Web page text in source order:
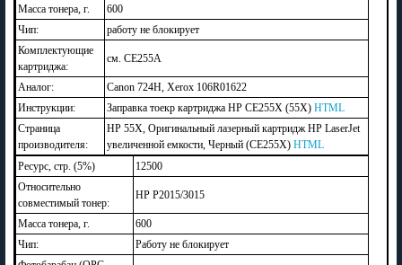
Масса тонера, г.
600
Чип:
работу не блокирует
Комплектующие
картриджа:
см. CE255A
Аналог:
Canon 724H, Xerox 106R01622
Инструкции:
Заправка тоекр картриджа HP CE255X (55X) HTML
Страница
производителя:
HP 55X, Оригинальный лазерный картридж HP LaserJet
увеличенной емкости, Черный (CE255X) HTML
Ресурс, стр. (5%)
12500
Относительно
совместимый тонер:
HP P2015/3015
Масса тонера, г.
600
Чип:
Работу не блокирует